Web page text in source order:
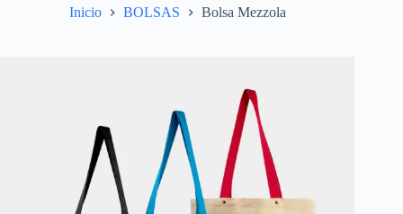
Inicio BOLSAS Bolsa Mezzola